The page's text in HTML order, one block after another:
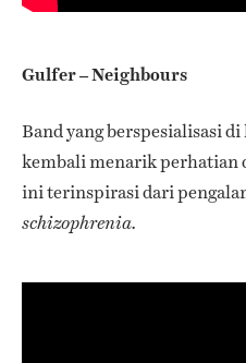
Gulfer – Neighbours
Band yang berspesialisasi di
kembali menarik perhatian
ini terinspirasi dari
schizophrenia.